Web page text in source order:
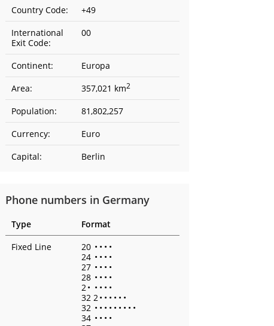
Country Code:
+49
International
Exit Code:
00
Continent:
Europa
Area:
357,021 km2
Population:
81,802,257
Currency:
Euro
Capital:
Berlin
Phone numbers in Germany
Type
Format
Fixed Line
20 • • • •
24 • • • •
27 • • • •
28 • • • •
2• • • • •
32 2• • • • • •
32 • • • • • • • • •
34 • • • •